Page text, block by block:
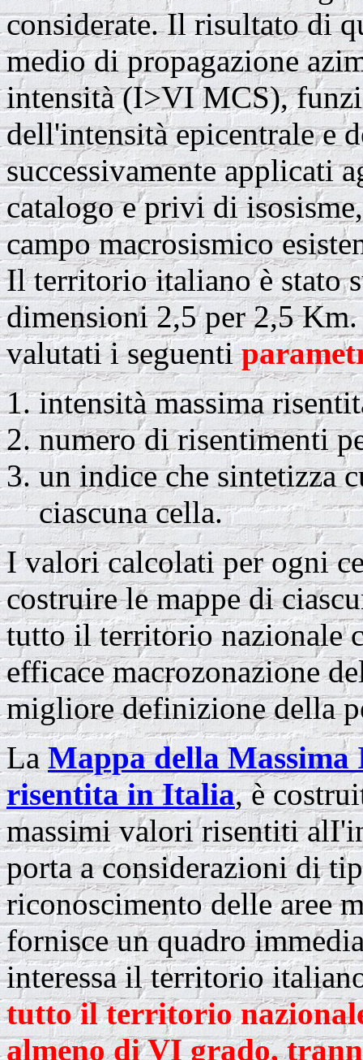
considerate. Il risultato di
medio di propagazione
intensità (I>VI MCS),
dell'intensità epicentrale e
successivamente applicati
catalogo e privi di
campo macrosismico
Il territorio italiano è stato
dimensioni 2,5 per 2,5 Km.
valutati i seguenti
intensità massima
numero di risentimenti
un indice che sintetizza
ciascuna cella.
I valori calcolati per ogni
costruire le mappe di
tutto il territorio nazionale
efficace macrozonazione
migliore definizione della
LaMappa della Massima
risentita in Italia, è
massimi valori risentiti
porta a considerazioni di
riconoscimento delle aree
fornisce un quadro
interessa il territorio
tutto il territorio
almeno di VI grado,